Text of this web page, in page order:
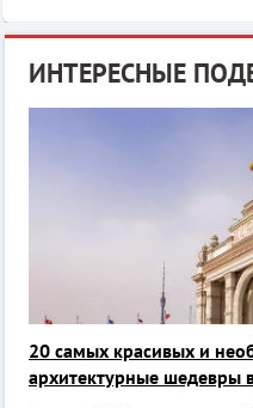
ИНТЕРЕСНЫЕ
20 самых красивых и
архитектурные шедевры